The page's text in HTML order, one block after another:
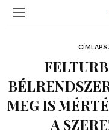
MEG IS
A